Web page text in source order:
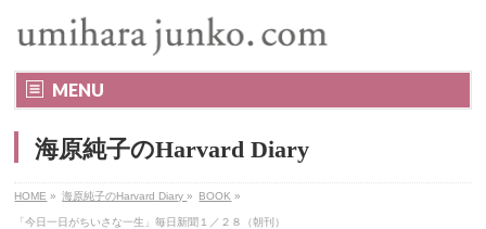
MENU
海原純子のHarvard Diary
HOME » 海原純子のHarvard Diary» BOOK »
「今日一日がちいさな一生」毎日新聞１／２８（朝刊）